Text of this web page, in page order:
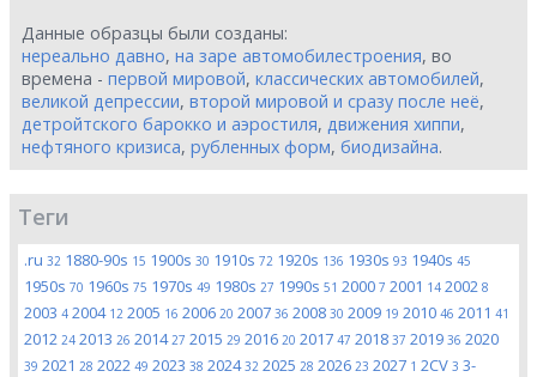
Данные образцы были созданы:
нереально давно, на заре автомобилестроения, во
времена - первой мировой, классических автомобилей,
великой депрессии, второй мировой и сразу после неё,
детройтского барокко и аэростиля, движения хиппи,
нефтяного кризиса, рубленных форм, биодизайна.
Теги
.ru 32 1880-90s 15 1900s 30 1910s 72 1920s 136 1930s 93 1940s 45
1950s 70 1960s 75 1970s 49 1980s 27 1990s 51 2000 7 2001 14 2002 8
2003 4 2004 12 2005 16 2006 20 2007 36 2008 30 2009 19 2010 46 2011 41
2012 24 2013 26 201427 2015 29 2016 20 2017 47 2018 37 2019 36 2020
39 2021 28 2022 49 2023 38 202432 2025 28 2026 23 2027 1 2CV 3 3-